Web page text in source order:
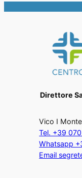
Direttore
Vico I
Tel. +39
Whatsapp
Email